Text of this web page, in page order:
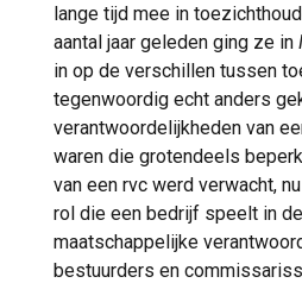
Voor het tweede
Miriam van Dongen de
in het Nederlandse
‘beroepscommissaris’ of
toezichthouder’ is
voor de koers van
als Rabobank, Achmea
Optiver. Dat combineert
in de financiële sector: bij
lange tijd mee in
aantal jaar geleden ging ze in
in op de verschillen tussen
tegenwoordig echt anders
verantwoordelijkheden van
waren die grotendeels
van een rvc werd verwacht,
rol die een bedrijf speelt in
maatschappelijke
bestuurders en